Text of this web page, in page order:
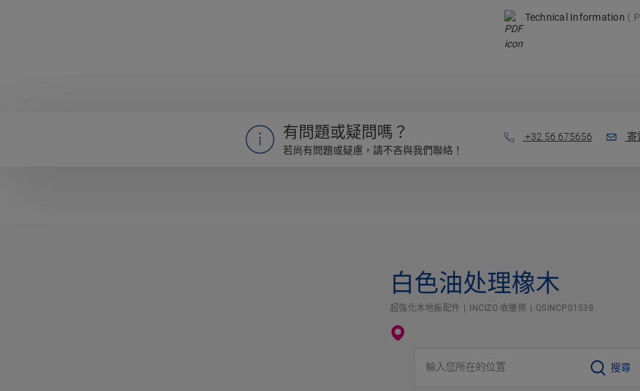
Technical Information
有問題或疑問嗎？
若尚有問題或疑慮，請不吝與我們聯絡！
+32 56 675656 寄
白色油处理橡木
超強化木地板配件 INCIZO 收邊條 QSINCP01538
搜尋